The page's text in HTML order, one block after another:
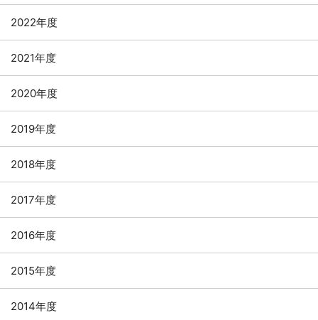
2022年度
2021年度
2020年度
2019年度
2018年度
2017年度
2016年度
2015年度
2014年度